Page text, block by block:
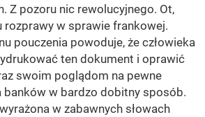
Z pozoru nic rewolucyjnego. Ot,
rozprawy w sprawie frankowej.
pouczenia powoduje, że człowieka
ten dokument i oprawić
swoim poglądom na pewne
banków w bardzo dobitny sposób.
w zabawnych słowach